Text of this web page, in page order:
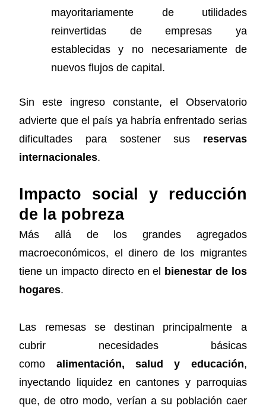
mayoritariamente de utilidades
reinvertidas de empresas ya
establecidas y no necesariamente de
nuevos flujos de capital.
Sin este ingreso constante, el Observatorio
advierte que el país ya habría enfrentado serias
dificultades para sostener sus reservas
internacionales.
Impacto social y reducción
de la pobreza
Más allá de los grandes agregados
macroeconómicos, el dinero de los migrantes
tiene un impacto directo en el
bienestar de los
hogares.
Las remesas se destinan principalmente a
cubrir necesidades básicas
como alimentación, salud y educación,
inyectando liquidez en cantones y parroquias
que, de otro modo, verían a su población caer